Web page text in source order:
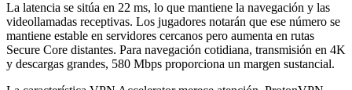
La latencia se sitúa en 22 ms, lo que mantiene la navegación y las
videollamadas receptivas. Los jugadores notarán que ese número se
mantiene estable en servidores cercanos pero aumenta en rutas
Secure Core distantes. Para navegación cotidiana, transmisión en 4K
y descargas grandes, 580 Mbps proporciona un margen sustancial.